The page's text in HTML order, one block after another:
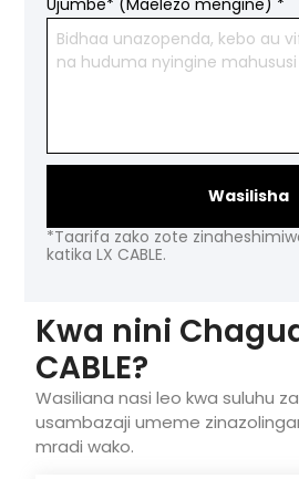
Kwa nini
CABLE?
Wasiliana nasi leo kwa suluhu
usambazaji umeme
mradi wako.
Ujumbe* (Maelezo mengine) *
Wasilisha
*Taarifa zako zote
katika LX CABLE.